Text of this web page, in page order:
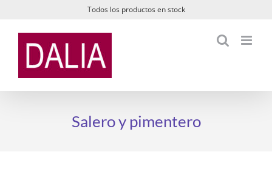
contenido
Todos los productos en stock
Salero y pimentero